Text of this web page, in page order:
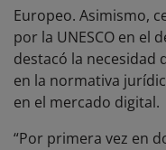
Europeo. Asimismo,
por la UNESCO en el
destacó la necesidad
en la normativa
en el mercado digital.
“Por primera vez en